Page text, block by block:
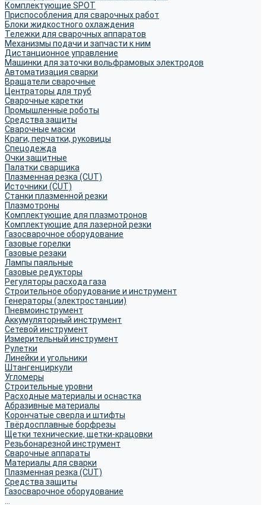
Комплектующие SPOT
Приспособления для сварочных работ
Блоки жидкостного охлаждения
Тележки для сварочных аппаратов
Механизмы подачи и запчасти к ним
Дистанционное управление
Машинки для заточки вольфрамовых электродов
Автоматизация сварки
Вращатели сварочные
Центраторы для труб
Сварочные каретки
Промышленные роботы
Средства защиты
Сварочные маски
Краги, перчатки, руковицы
Спецодежда
Очки защитные
Палатки сварщика
Плазменная резка (CUT)
Источники (CUT)
Станки плазменной резки
Плазмотроны
Комплектующие для плазмотронов
Комплектующие для лазерной резки
Газосварочное оборудование
Газовые горелки
Газовые резаки
Лампы паяльные
Газовые редукторы
Регуляторы расхода газа
Строительное оборудование и инструмент
Генераторы (электростанции)
Пневмоинструмент
Аккумуляторный инструмент
Сетевой инструмент
Измерительный инструмент
Рулетки
Линейки и угольники
Штангенциркули
Угломеры
Строительные уровни
Расходные материалы и оснастка
Абразивные материалы
Корончатые сверла и штифты
Твёрдосплавные борфрезы
Щетки технические, щетки-крацовки
Резьбонарезной инструмент
Сварочные аппараты
Материалы для сварки
Плазменная резка (CUT)
Средства защиты
Газосварочное оборудование